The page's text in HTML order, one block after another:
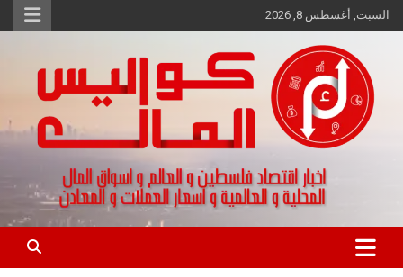
Skip
to
السبت, أغسطس 8, 2026
كواليس المال
اخبار اقتصاد فلسطين و العالم و تقارير اسواق المال و العملات